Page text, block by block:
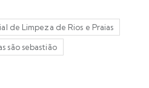
de Limpeza de Rios e Praias
são sebastião